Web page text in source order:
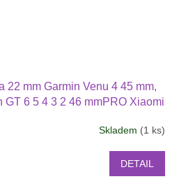
22 mm Garmin Venu 4 45 mm,
GT 6 5 4 3 2 46 mmPRO Xiaomi
Skladem (1 ks)
DETAIL